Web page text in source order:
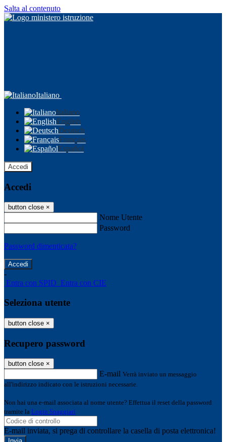
Salta al contenuto
Italiano
Italiano
English
Deutsch
Français
Español
Accedi
Accedi
button close ×
Nome Utente
Password
Password dimenticata?
-
Entra con SPID Entra con CIE
Seleziona utente
button close ×
Recupero password
button close ×
E-mail Verrà inviato un messaggio
all'indirizzo indicato con le istruzioni necessarie.
Non hai una e-mail associata al nome utente? Effettua il reset della password
tramite la Login Spaggiari
E-mail inviata, si prega di controllare la casella di posta elettronica!